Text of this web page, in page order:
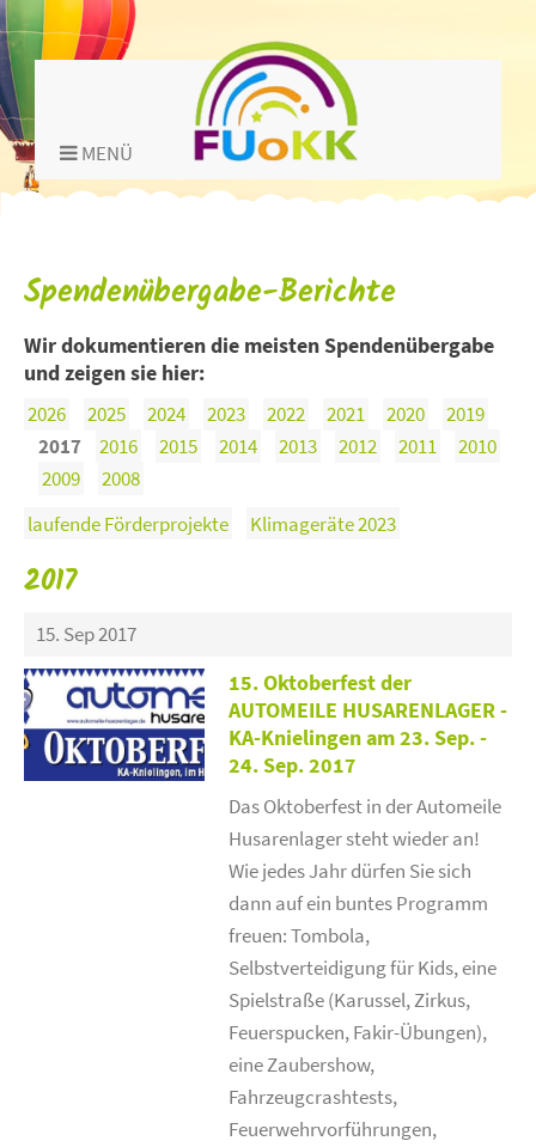
MENÜ
Spendenübergabe-Berichte
Wir dokumentieren die meisten Spendenübergabe
und zeigen sie hier:
2026 2025 2024 2023 2022 2021 2020
2019
2017
2016 2015 2014 2013 2012 2011
2010
2009
2008
laufende Förderprojekte
Klimageräte 2023
2017
15. Sep 2017
15. Oktoberfest der
AUTOMEILE HUSARENLAGER -
KA-Knielingen am 23. Sep. -
24. Sep. 2017
Das Oktoberfest in der Automeile
Husarenlager steht wieder an!
Wie jedes Jahr dürfen Sie sich
dann auf ein buntes Programm
freuen: Tombola,
Selbstverteidigung für Kids, eine
Spielstraße (Karussel, Zirkus,
Feuerspucken, Fakir-Übungen),
eine Zaubershow,
Fahrzeugcrashtests,
Feuerwehrvorführungen,